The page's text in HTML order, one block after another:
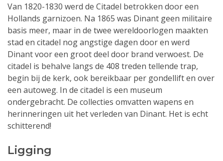
Van 1820-1830 werd de Citadel betrokken door een
Hollands garnizoen. Na 1865 was Dinant geen militaire
basis meer, maar in de twee wereldoorlogen maakten
stad en citadel nog angstige dagen door en werd
Dinant voor een groot deel door brand verwoest. De
citadel is behalve langs de 408 treden tellende trap,
begin bij de kerk, ook bereikbaar per gondellift en over
een autoweg. In de citadel is een museum
ondergebracht. De collecties omvatten wapens en
herinneringen uit het verleden van Dinant. Het is echt
schitterend!
Ligging